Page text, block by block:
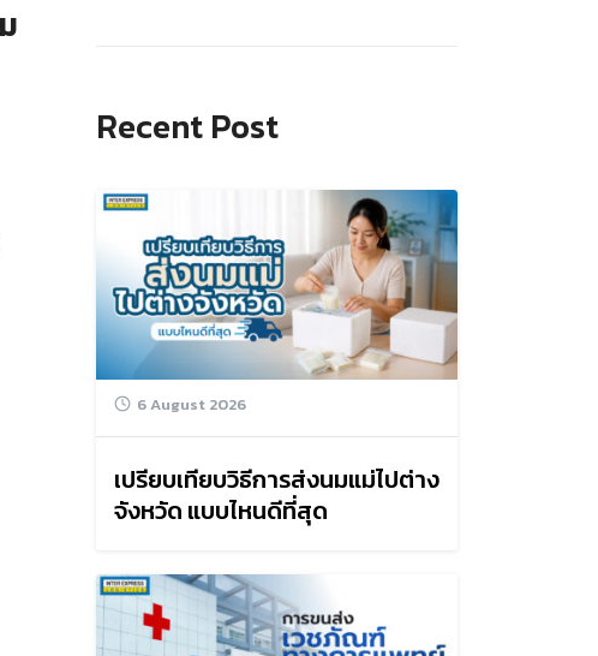
Recent Post
6 August 2026
เปรียบเทียบวิธีการส่งนมแม่ไปต่าง
จังหวัด แบบไหนดีที่สุด